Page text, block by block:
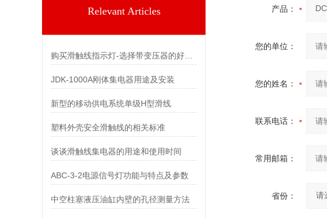
Relevant Articles
购买滑触线指示灯-选择带变压器的好，还是不带的好？
JDK-1000A刚体集电器用途及安装
新型的移动供电系统单级H型滑线
塑料外壳安全滑触线的相关标准
谈谈滑触线集电器的用途和使用时间
ABC-3-2电源信号灯功能与特点及参数
中空柱塞液压油缸内壁的孔径测量方法
产品：
您的单位：
您的姓名：
联系电话：
常用邮箱：
省份：